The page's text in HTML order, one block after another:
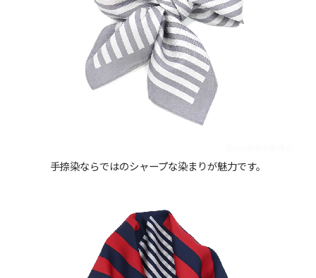
手捺染ならではのシャープな染まりが魅力です。